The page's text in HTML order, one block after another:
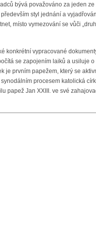
bývá považováno za jeden
styl jednání a
místo vymezování se vůči
vypracované
se zapojením laiků a usiluje
prvním papežem, který se
procesem katolická
papež Jan XXIII. ve své